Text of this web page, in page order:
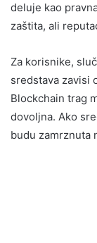
deluje kao
zaštita, ali
Za korisnike,
sredstava zavisi
Blockchain trag
dovoljna. Ako
budu zamrznuta